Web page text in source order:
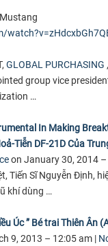
Mustang
watch?
GLOBAL PURCHASING
group vice
…
In Making
Tiễn DF-21D Của
on January 30, 2014 –
Tiến Sĩ Nguyễn Định,
khí dùng …
Úc ” Bé trai Thiên
9, 2013 – 12:05 am |